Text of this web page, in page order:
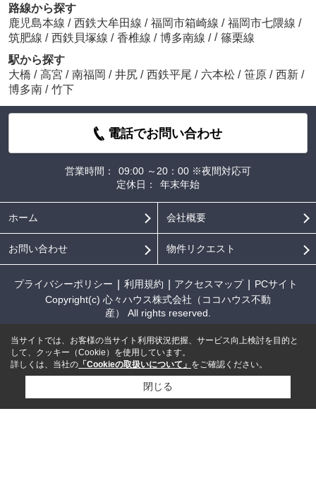
路線から探す
鹿児島本線 / 西鉄大牟田線 / 福岡市箱崎線 / 福岡市七隈線 /
筑肥線 / 西鉄貝塚線 / 香椎線 / 博多南線 / / 篠栗線
駅から探す
大橋 / 高宮 / 南福岡 / 井尻 / 西鉄平尾 / 六本松 / 笹原 / 西新 /
博多南 / 竹下
電話でお問い合わせ
営業時間：
09:00 ～20：00 ※夜間対応可
定休日：
年末年始
ホーム 会社概要
お問い合わせ 物件リクエスト
プライバシーポリシー 利用規約 アクセスマップ
PCサイト
Copyright(c) 心々ハウス株式会社（ココハウス不動
産） All rights reserved.
当サイトでは、お客様の当サイト利用状況把握、サービス向上検討を目的と
して、クッキー（Cookie）を使用しています。
詳しくは、当社の 「Cookieの取扱いについて」 をご確認ください。
閉じる